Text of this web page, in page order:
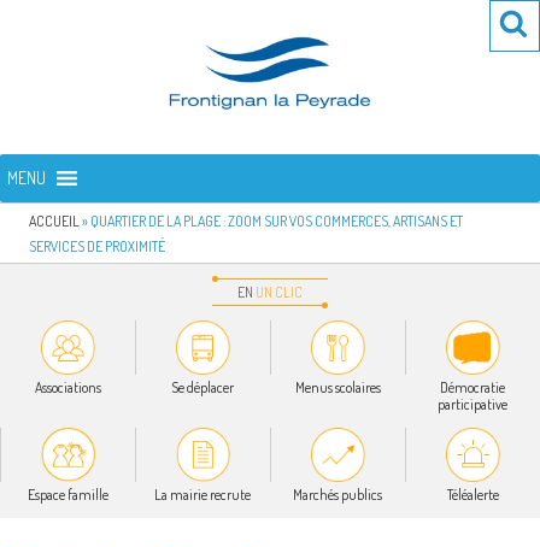
FRONTIGNAN LA PEYRADE
MENU
ACCUEIL » QUARTIER DE LA PLAGE : ZOOM SUR VOS COMMERCES, ARTISANS ET
SERVICES DE PROXIMITÉ
EN UN CLIC
Associations Se déplacer Menus scolaires
Démocratie
participative
Espace famille La mairie recrute Marchés publics Téléalerte